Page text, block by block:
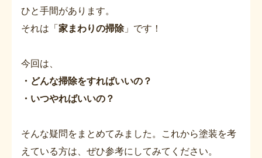
ひと手間があります。
それは「家まわりの掃除」です！
今回は、
・どんな掃除をすればいいの？
・いつやればいいの？
そんな疑問をまとめてみました。これから塗装を考
えている方は、ぜひ参考にしてみてください。